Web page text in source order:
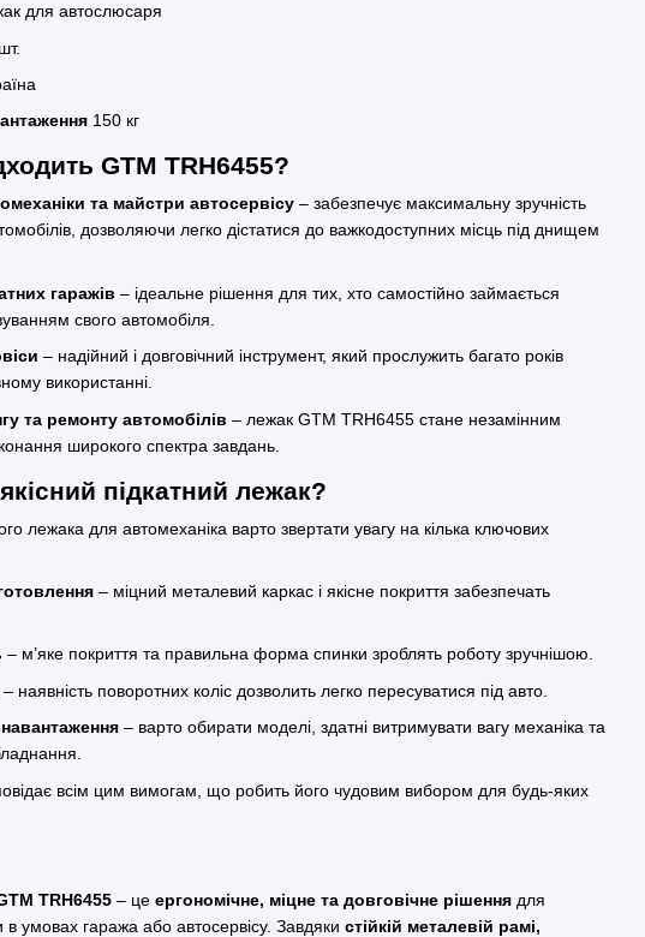
для автослюсаря
150 кг
GTM TRH6455?
та майстри автосервісу – забезпечує максимальну зручність
дозволяючи легко дістатися до важкодоступних місць під днищем
гаражів – ідеальне рішення для тих, хто самостійно займається
свого автомобіля.
– надійний і довговічний інструмент, який прослужить багато років
використанні.
та ремонту автомобілів – лежак GTM TRH6455 стане незамінним
широкого спектра завдань.
підкатний лежак?
лежака для автомеханіка варто звертати увагу на кілька ключових
– міцний металевий каркас і якісне покриття забезпечать
– м’яке покриття та правильна форма спинки зроблять роботу зручнішою.
– наявність поворотних коліс дозволить легко пересуватися під авто.
– варто обирати моделі, здатні витримувати вагу механіка та
всім цим вимогам, що робить його чудовим вибором для будь-яких
TRH6455 – це ергономічне, міцне та довговічне рішення для
умовах гаража або автосервісу. Завдяки стійкій металевій рамі,